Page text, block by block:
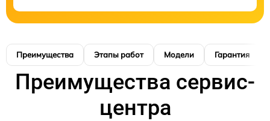
Преимущества Этапы работ Модели Гарантия
Преимущества сервис-
центра